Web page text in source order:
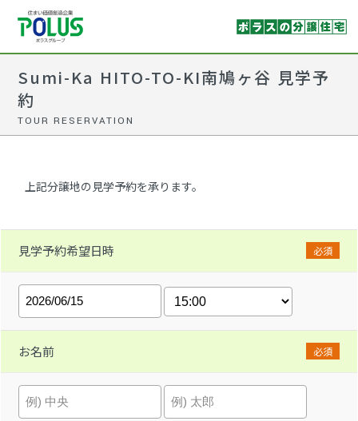
Sumi-Ka HITO-TO-KI南鳩ヶ谷 見学予
約
TOUR RESERVATION
上記分譲地の見学予約を承ります。
見学予約希望日時 必須
お名前 必須